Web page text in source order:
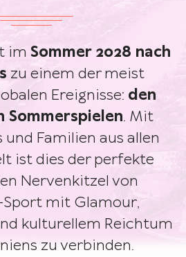
im Sommer 2028 nach
zu einem der meist
Ereignisse: den
Sommerspielen. Mit
Familien aus allen
ist dies der perfekte
Nervenkitzel von
Sport mit Glamour,
kulturellem Reichtum
zu verbinden.